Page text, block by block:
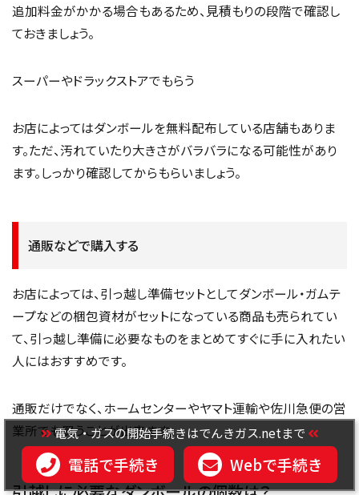
追加料金がかかる場合もあるため、見積もりの段階で確認し
ておきましょう。
スーパーやドラックストアでもらう
お店によってはダンボールを無料配布している店舗もありま
す。ただ、汚れていたり大きさがバラバラになる可能性があり
ます。しっかり確認してからもらいましょう。
通販などで購入する
お店によっては、引っ越し準備セットとしてダンボール・ガムテ
ープなどの梱包資材がセットになっている商品も売られてい
て、引っ越し準備に必要なものをまとめてすぐに手に入れたい
人にはおすすめです。
通販だけでなく、ホームセンターやヤマト運輸や佐川急便の営
業所でも買うことが出来ます。
電気・ガスの開始手続きはでんきガス.netまで
電話で手続き Webで手続き